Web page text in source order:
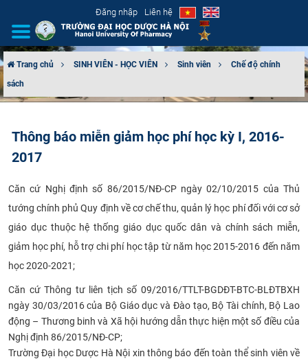
Đăng nhập Liên hệ
GIỚI THIỆU
TUYỂN SINH
ĐÀO TẠO
ĐẢM BẢO CHẤT LƯỢNG
KHOA HỌC CÔNG NGHỆ
HTQT
CỰU NGƯỜI HỌC
Trang chủ SINH VIÊN - HỌC VIÊN Sinh viên
Chế độ chính
sách
Thông báo miễn giảm học phí học kỳ I, 2016-
2017
Căn cứ Nghị định số 86/2015/NĐ-CP ngày 02/10/2015 của Thủ
tướng chính phủ Quy định về cơ chế thu, quản lý học phí đối với cơ sở
giáo dục thuộc hệ thống giáo dục quốc dân và chính sách miễn,
giảm học phí, hỗ trợ chi phí học tập từ năm học 2015-2016 đến năm
học 2020-2021;
Căn cứ Thông tư liên tịch số 09/2016/TTLT-BGDĐT-BTC-BLĐTBXH
ngày 30/03/2016 của Bộ Giáo dục và Đào tạo, Bộ Tài chính, Bộ Lao
động – Thương binh và Xã hội hướng dẫn thực hiện một số điều của
Nghị định 86/2015/NĐ-CP;
Trường Đại học Dược Hà Nội xin thông báo đến toàn thể sinh viên về